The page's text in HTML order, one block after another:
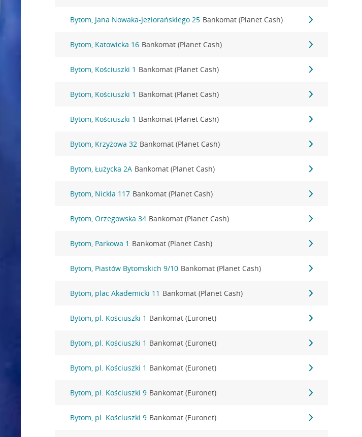
Bytom, Jana Nowaka-Jeziorańskiego 25 Bankomat (Planet Cash)
Bytom, Katowicka 16 Bankomat (Planet Cash)
Bytom, Kościuszki 1 Bankomat (Planet Cash)
Bytom, Kościuszki 1 Bankomat (Planet Cash)
Bytom, Kościuszki 1 Bankomat (Planet Cash)
Bytom, Krzyżowa 32 Bankomat (Planet Cash)
Bytom, Łużycka 2A Bankomat (Planet Cash)
Bytom, Nickla 117 Bankomat (Planet Cash)
Bytom, Orzegowska 34 Bankomat (Planet Cash)
Bytom, Parkowa 1 Bankomat (Planet Cash)
Bytom, Piastów Bytomskich 9/10 Bankomat (Planet Cash)
Bytom, plac Akademicki 11 Bankomat (Planet Cash)
Bytom, pl. Kościuszki 1 Bankomat (Euronet)
Bytom, pl. Kościuszki 1 Bankomat (Euronet)
Bytom, pl. Kościuszki 1 Bankomat (Euronet)
Bytom, pl. Kościuszki 9 Bankomat (Euronet)
Bytom, pl. Kościuszki 9 Bankomat (Euronet)